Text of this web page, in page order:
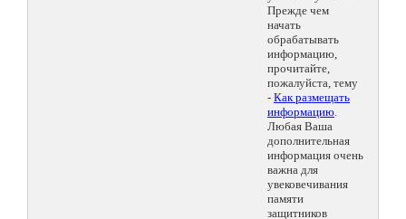
Прежде чем
начать
обрабатывать
информацию,
прочитайте,
пожалуйста, тему
- Как размещать
информацию.
Любая Ваша
дополнительная
информация очень
важна для
увековечивания
памяти
защитников